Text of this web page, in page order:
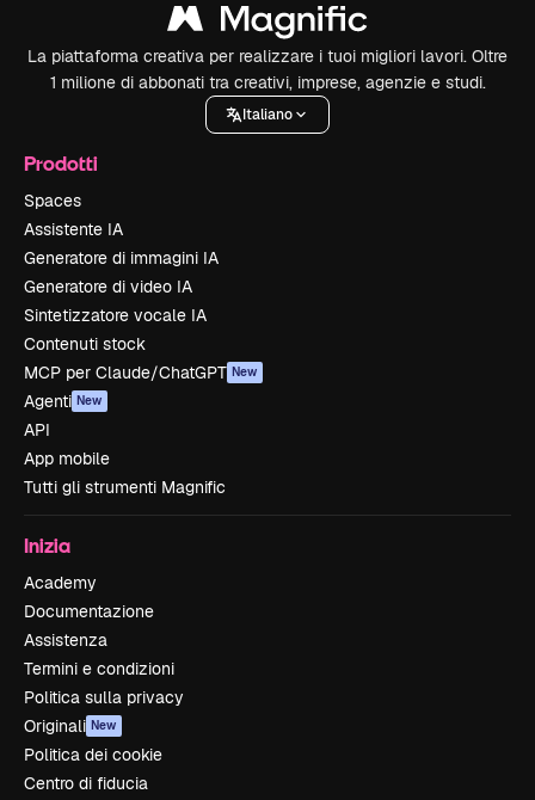
La piattaforma creativa per realizzare i tuoi migliori lavori. Oltre
1 milione di abbonati tra creativi, imprese, agenzie e studi.
Italiano
Prodotti
Spaces
Assistente IA
Generatore di immagini IA
Generatore di video IA
Sintetizzatore vocale IA
Contenuti stock
MCP per Claude/ChatGPT New
Agenti New
API
App mobile
Tutti gli strumenti Magnific
Inizia
Academy
Documentazione
Assistenza
Termini e condizioni
Politica sulla privacy
Originali New
Politica dei cookie
Centro di fiducia